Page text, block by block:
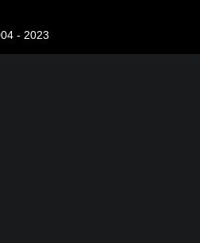
- 2023